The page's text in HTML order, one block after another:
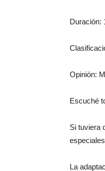
Duración:
Opinión:
Escuché
Si tuviera
La